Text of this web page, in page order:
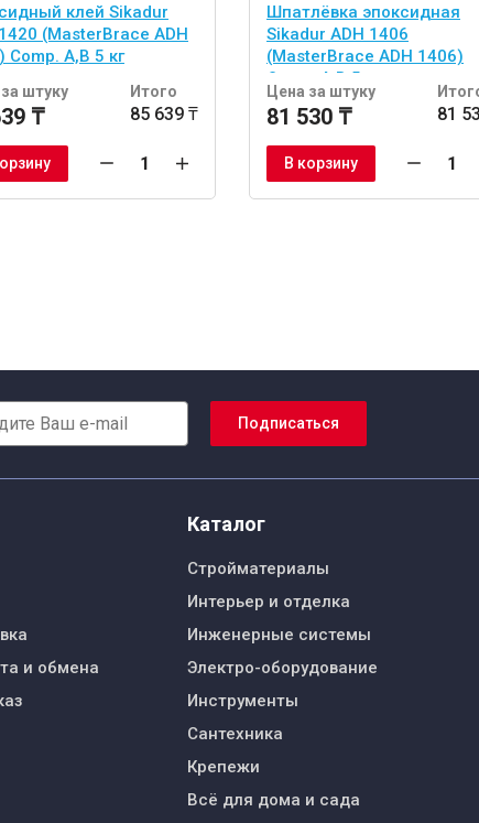
клей Sikadur
(MasterBrace ADH
Comp. A,B 5 кг
штуку
₸
Итого
85 639 ₸
Шпатлёвка эпоксидная
Sikadur ADH 1406
(MasterBrace ADH 1406)
Comp. A,B 5 кг
Цена за штуку
81 530 ₸ 81
В корзину
Подписаться
и обмена
Каталог
Стройматериалы
Интерьер и отделка
Инженерные системы
Электро-оборудование
Инструменты
Сантехника
Крепежи
Всё для дома и сада